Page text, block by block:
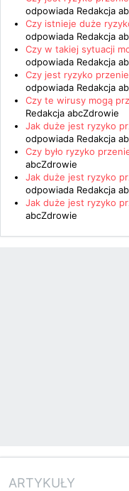
odpowiada Redakcja
Czy istnieje duże
odpowiada Redakcja
Czy w takiej sytuacji
odpowiada Redakcja
Czy jest ryzyko
odpowiada Redakcja
Czy te wirusy mogą
Redakcja abcZdrowie
Jak duże jest ryzyko
odpowiada Redakcja
Czy było ryzyko
abcZdrowie
Jak duże jest ryzyko
odpowiada Redakcja
Jak duże jest ryzyko
abcZdrowie
ARTYKUŁY